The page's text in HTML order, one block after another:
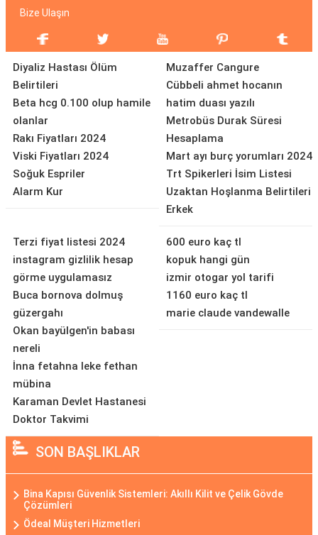
Bize Ulaşın
Diyaliz Hastası Ölüm
Belirtileri
Beta hcg 0.100 olup hamile
olanlar
Rakı Fiyatları 2024
Viski Fiyatları 2024
Soğuk Espriler
Alarm Kur
Muzaffer Cangure
Cübbeli ahmet hocanın
hatim duası yazılı
Metrobüs Durak Süresi
Hesaplama
Mart ayı burç yorumları 2024
Trt Spikerleri İsim Listesi
Uzaktan Hoşlanma Belirtileri
Erkek
Terzi fiyat listesi 2024
instagram gizlilik hesap
görme uygulamasız
Buca bornova dolmuş
güzergahı
Okan bayülgen'in babası
nereli
İnna fetahna leke fethan
mübina
Karaman Devlet Hastanesi
Doktor Takvimi
600 euro kaç tl
kopuk hangi gün
izmir otogar yol tarifi
1160 euro kaç tl
marie claude vandewalle
SON BAŞLIKLAR
Bina Kapısı Güvenlik Sistemleri: Akıllı Kilit ve Çelik Gövde
Çözümleri
Ödeal Müşteri Hizmetleri